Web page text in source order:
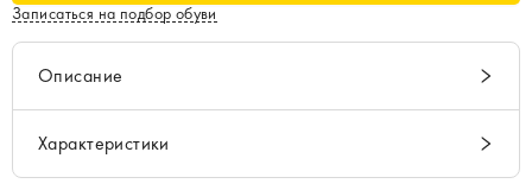
Записаться на подбор обуви
Описание
Характеристики